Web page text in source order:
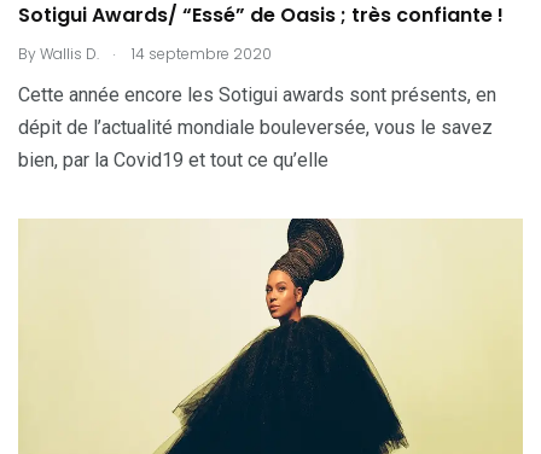
Sotigui Awards/ “Essé” de Oasis ; très confiante !
ByWallis D. . 14 septembre 2020
Cette année encore les Sotigui awards sont présents, en
dépit de l’actualité mondiale bouleversée, vous le savez
bien, par la Covid19 et tout ce qu’elle